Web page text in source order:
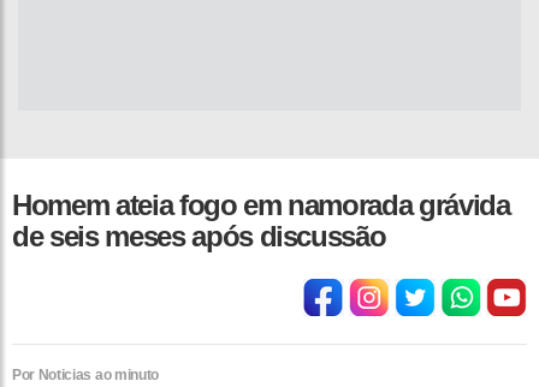
Homem ateia fogo em namorada grávida
de seis meses após discussão
Por Noticias ao minuto